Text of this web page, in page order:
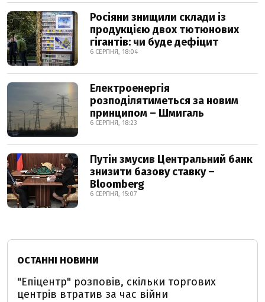
Росіяни знищили склади із
продукцією двох тютюнових
гігантів: чи буде дефіцит
6 СЕРПНЯ, 18:04
Електроенергія
розподілятиметься за новим
принципом – Шмигаль
6 СЕРПНЯ, 18:23
Путін змусив Центральний банк
знизити базову ставку –
Bloomberg
6 СЕРПНЯ, 15:07
ОСТАННІ НОВИНИ
"Епіцентр" розповів, скільки торгових
центрів втратив за час війни